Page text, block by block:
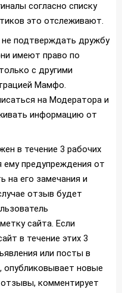
согласно списку
это отслеживают.
подтверждать дружбу
имеют право по
с другими
Мамфо.
на Модератора и
информацию от
в течение 3 рабочих
предупреждения от
на его замечания и
отзыв будет
сайта. Если
в течение этих 3
или посты в
опубликовывает новые
комментирует